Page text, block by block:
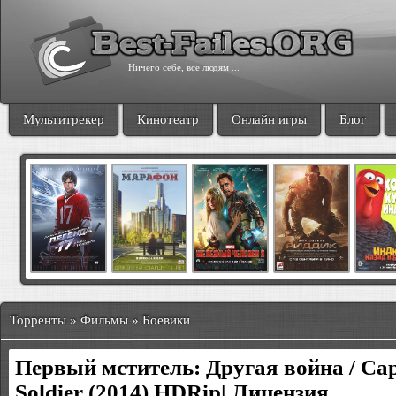
Ничего себе, все людям ...
Мультитрекер Кинотеатр Онлайн игры Блог
Торренты » Фильмы » Боевики
Первый мститель: Другая война /